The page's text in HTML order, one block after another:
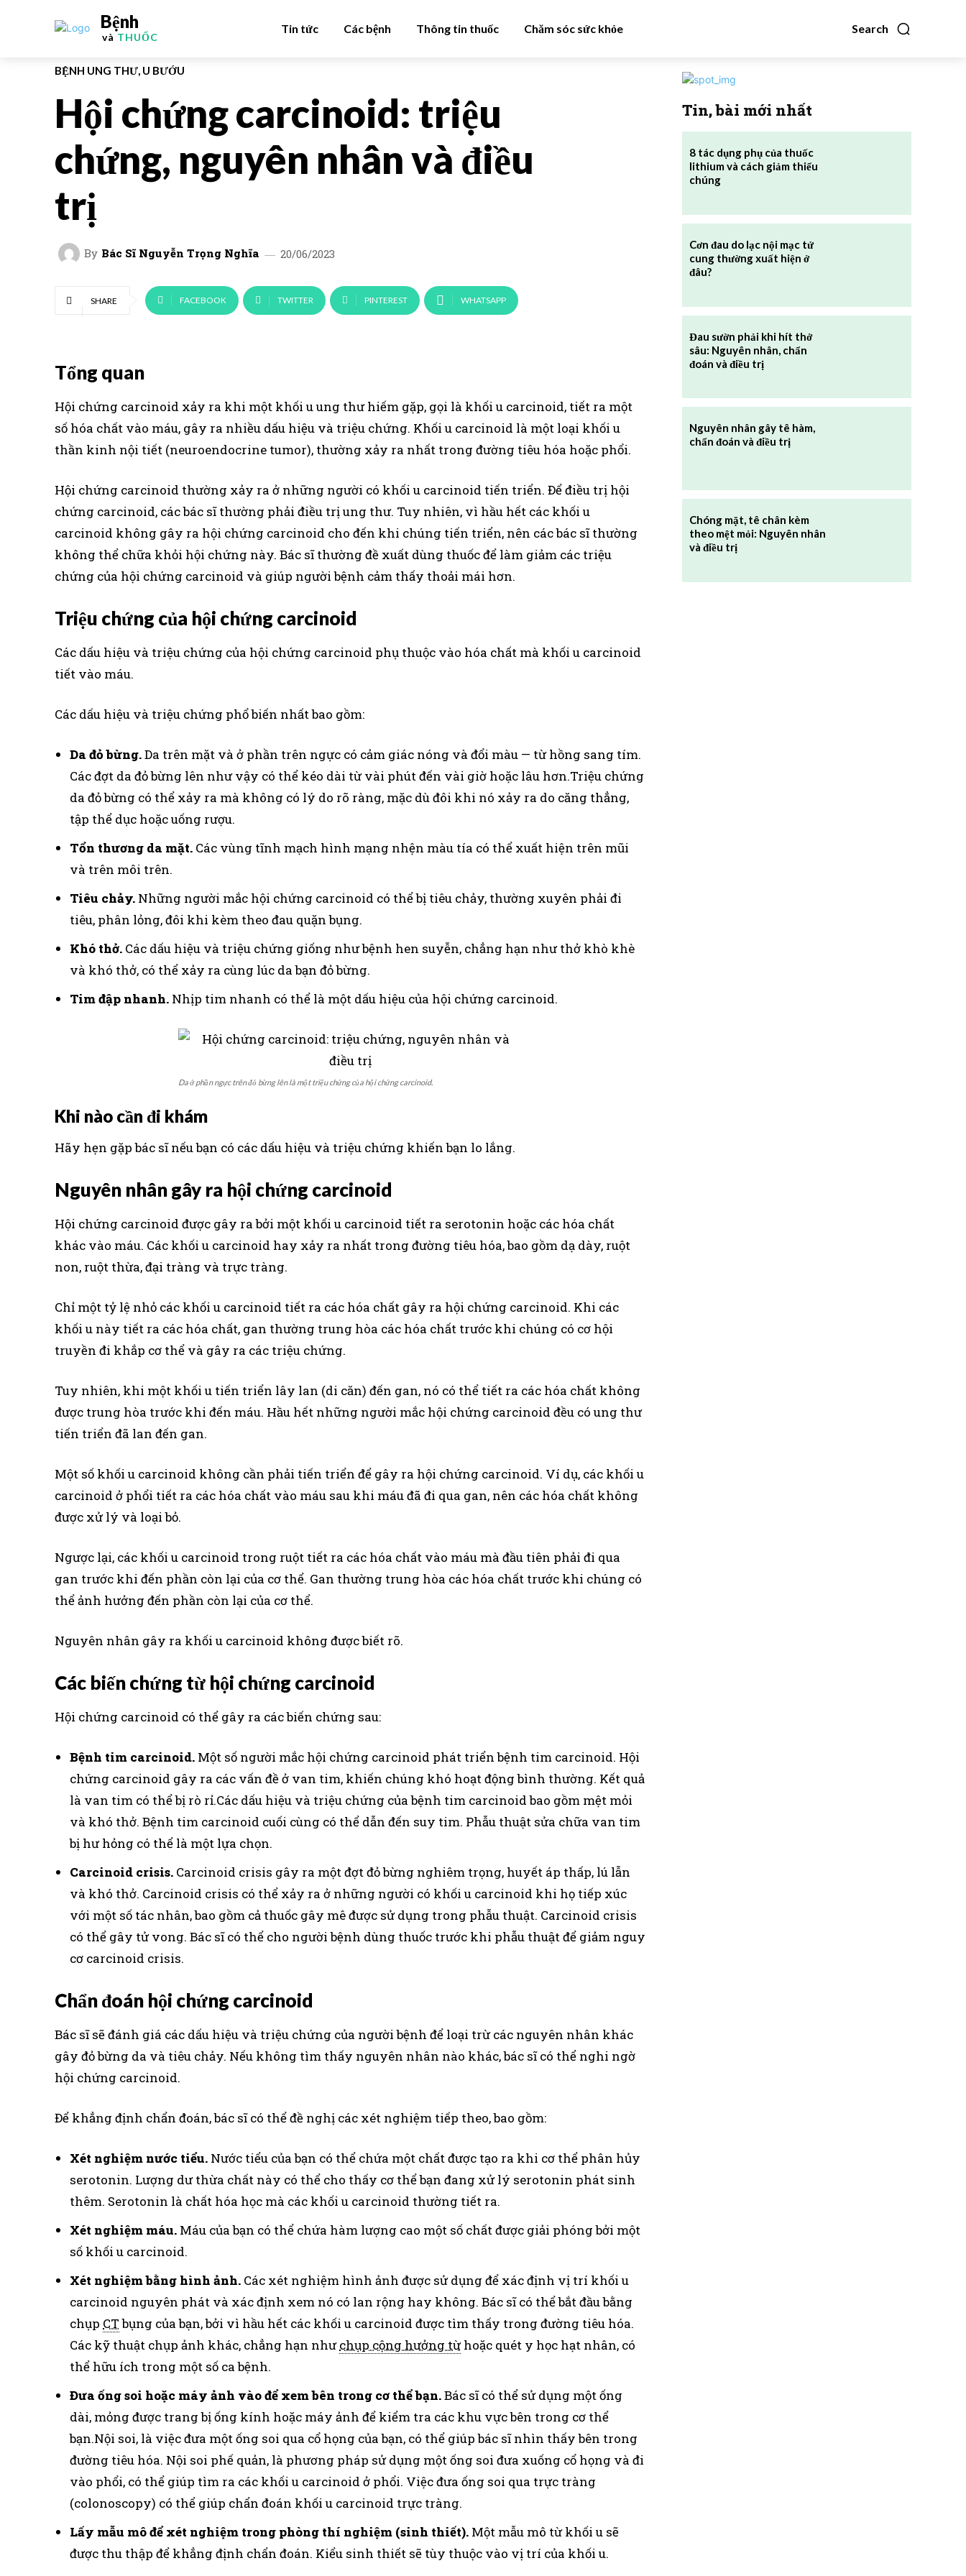
Bệnh
và THUỐC
Search
Tin tức Các bệnh Thông tin thuốc Chăm sóc sức khỏe
BỆNH UNG THƯ, U BƯỚU
Hội chứng carcinoid: triệu
chứng, nguyên nhân và điều
trị
By Bác Sĩ Nguyễn Trọng Nghĩa 20/06/2023
SHARE FACEBOOK TWITTER PINTEREST WHATSAPP
Tổng quan
Hội chứng carcinoid xảy ra khi một khối u ung thư hiếm gặp, gọi là khối u carcinoid, tiết ra một
số hóa chất vào máu, gây ra nhiều dấu hiệu và triệu chứng. Khối u carcinoid là một loại khối u
thần kinh nội tiết (neuroendocrine tumor), thường xảy ra nhất trong đường tiêu hóa hoặc phổi.
Hội chứng carcinoid thường xảy ra ở những người có khối u carcinoid tiến triển. Để điều trị hội
chứng carcinoid, các bác sĩ thường phải điều trị ung thư. Tuy nhiên, vì hầu hết các khối u
carcinoid không gây ra hội chứng carcinoid cho đến khi chúng tiến triển, nên các bác sĩ thường
không thể chữa khỏi hội chứng này. Bác sĩ thường đề xuất dùng thuốc để làm giảm các triệu
chứng của hội chứng carcinoid và giúp người bệnh cảm thấy thoải mái hơn.
Triệu chứng của hội chứng carcinoid
Các dấu hiệu và triệu chứng của hội chứng carcinoid phụ thuộc vào hóa chất mà khối u carcinoid
tiết vào máu.
Các dấu hiệu và triệu chứng phổ biến nhất bao gồm:
Da đỏ bừng.Da trên mặt và ở phần trên ngực có cảm giác nóng và đổi màu — từ hồng sang tím.
Các đợt da đỏ bừng lên như vậy có thể kéo dài từ vài phút đến vài giờ hoặc lâu hơn.Triệu chứng
da đỏ bừng có thể xảy ra mà không có lý do rõ ràng, mặc dù đôi khi nó xảy ra do căng thẳng,
tập thể dục hoặc uống rượu.
Tổn thương da mặt. Các vùng tĩnh mạch hình mạng nhện màu tía có thể xuất hiện trên mũi
và trên môi trên.
Tiêu chảy. Những người mắc hội chứng carcinoid có thể bị tiêu chảy, thường xuyên phải đi
tiêu, phân lỏng, đôi khi kèm theo đau quặn bụng.
Khó thở. Các dấu hiệu và triệu chứng giống như bệnh hen suyễn, chẳng hạn như thở khò khè
và khó thở, có thể xảy ra cùng lúc da bạn đỏ bừng.
Tim đập nhanh. Nhịp tim nhanh có thể là một dấu hiệu của hội chứng carcinoid.
Da ở phần ngực trên đỏ bừng lên là một triệu chứng của hội chứng carcinoid.
Khi nào cần đi khám
Hãy hẹn gặp bác sĩ nếu bạn có các dấu hiệu và triệu chứng khiến bạn lo lắng.
Nguyên nhân gây ra hội chứng carcinoid
Hội chứng carcinoid được gây ra bởi một khối u carcinoid tiết ra serotonin hoặc các hóa chất
khác vào máu. Các khối u carcinoid hay xảy ra nhất trong đường tiêu hóa, bao gồm dạ dày, ruột
non, ruột thừa, đại tràng và trực tràng.
Chỉ một tỷ lệ nhỏ các khối u carcinoid tiết ra các hóa chất gây ra hội chứng carcinoid. Khi các
khối u này tiết ra các hóa chất, gan thường trung hòa các hóa chất trước khi chúng có cơ hội
truyền đi khắp cơ thể và gây ra các triệu chứng.
Tuy nhiên, khi một khối u tiến triển lây lan (di căn) đến gan, nó có thể tiết ra các hóa chất không
được trung hòa trước khi đến máu. Hầu hết những người mắc hội chứng carcinoid đều có ung thư
tiến triển đã lan đến gan.
Một số khối u carcinoid không cần phải tiến triển để gây ra hội chứng carcinoid. Ví dụ, các khối u
carcinoid ở phổi tiết ra các hóa chất vào máu sau khi máu đã đi qua gan, nên các hóa chất không
được xử lý và loại bỏ.
Ngược lại, các khối u carcinoid trong ruột tiết ra các hóa chất vào máu mà đầu tiên phải đi qua
gan trước khi đến phần còn lại của cơ thể. Gan thường trung hòa các hóa chất trước khi chúng có
thể ảnh hưởng đến phần còn lại của cơ thể.
Nguyên nhân gây ra khối u carcinoid không được biết rõ.
Các biến chứng từ hội chứng carcinoid
Hội chứng carcinoid có thể gây ra các biến chứng sau:
Bệnh tim carcinoid. Một số người mắc hội chứng carcinoid phát triển bệnh tim carcinoid. Hội
chứng carcinoid gây ra các vấn đề ở van tim, khiến chúng khó hoạt động bình thường. Kết quả
là van tim có thể bị rò rỉ.Các dấu hiệu và triệu chứng của bệnh tim carcinoid bao gồm mệt mỏi
và khó thở. Bệnh tim carcinoid cuối cùng có thể dẫn đến suy tim. Phẫu thuật sửa chữa van tim
bị hư hỏng có thể là một lựa chọn.
Carcinoid crisis. Carcinoid crisis gây ra một đợt đỏ bừng nghiêm trọng, huyết áp thấp, lú lẫn
và khó thở. Carcinoid crisis có thể xảy ra ở những người có khối u carcinoid khi họ tiếp xúc
với một số tác nhân, bao gồm cả thuốc gây mê được sử dụng trong phẫu thuật. Carcinoid crisis
có thể gây tử vong. Bác sĩ có thể cho người bệnh dùng thuốc trước khi phẫu thuật để giảm nguy
cơ carcinoid crisis.
Chẩn đoán hội chứng carcinoid
Bác sĩ sẽ đánh giá các dấu hiệu và triệu chứng của người bệnh để loại trừ các nguyên nhân khác
gây đỏ bừng da và tiêu chảy. Nếu không tìm thấy nguyên nhân nào khác, bác sĩ có thể nghi ngờ
hội chứng carcinoid.
Để khẳng định chẩn đoán, bác sĩ có thể đề nghị các xét nghiệm tiếp theo, bao gồm:
Xét nghiệm nước tiểu. Nước tiểu của bạn có thể chứa một chất được tạo ra khi cơ thể phân hủy
serotonin. Lượng dư thừa chất này có thể cho thấy cơ thể bạn đang xử lý serotonin phát sinh
thêm. Serotonin là chất hóa học mà các khối u carcinoid thường tiết ra.
Xét nghiệm máu. Máu của bạn có thể chứa hàm lượng cao một số chất được giải phóng bởi một
số khối u carcinoid.
Xét nghiệm bằng hình ảnh. Các xét nghiệm hình ảnh được sử dụng để xác định vị trí khối u
carcinoid nguyên phát và xác định xem nó có lan rộng hay không. Bác sĩ có thể bắt đầu bằng
chụp CTbụng của bạn, bởi vì hầu hết các khối u carcinoid được tìm thấy trong đường tiêu hóa.
Các kỹ thuật chụp ảnh khác, chẳng hạn nhưchụp cộng hưởng từhoặc quét y học hạt nhân, có
thể hữu ích trong một số ca bệnh.
Đưa ống soi hoặc máy ảnh vào để xem bên trong cơ thể bạn.Bác sĩ có thể sử dụng một ống
dài, mỏng được trang bị ống kính hoặc máy ảnh để kiểm tra các khu vực bên trong cơ thể
bạn.Nội soi, là việc đưa một ống soi qua cổ họng của bạn, có thể giúp bác sĩ nhìn thấy bên trong
đường tiêu hóa. Nội soi phế quản, là phương pháp sử dụng một ống soi đưa xuống cổ họng và đi
vào phổi, có thể giúp tìm ra các khối u carcinoid ở phổi. Việc đưa ống soi qua trực tràng
(colonoscopy) có thể giúp chẩn đoán khối u carcinoid trực tràng.
Lấy mẫu mô để xét nghiệm trong phòng thí nghiệm (sinh thiết). Một mẫu mô từ khối u sẽ
được thu thập để khẳng định chẩn đoán. Kiểu sinh thiết sẽ tùy thuộc vào vị trí của khối u.
Tin, bài mới nhất
8 tác dụng phụ của thuốc
lithium và cách giảm thiểu
chúng
Cơn đau do lạc nội mạc tử
cung thường xuất hiện ở
đâu?
Đau sườn phải khi hít thở
sâu: Nguyên nhân, chẩn
đoán và điều trị
Nguyên nhân gây tê hàm,
chẩn đoán và điều trị
Chóng mặt, tê chân kèm
theo mệt mỏi: Nguyên nhân
và điều trị